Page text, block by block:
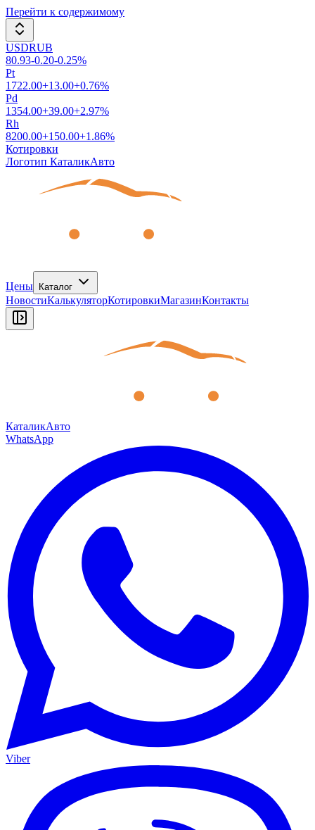
Перейти к содержимому
USDRUB
80.93-0.20-0.25%
Pt
1722.00+13.00+0.76%
Pd
1354.00+39.00+2.97%
Rh
8200.00+150.00+1.86%
Котировки
Логотип КаталикАвто
Цены Каталог
НовостиКалькуляторКотировкиМагазинКонтакты
КаталикАвто
WhatsApp
Viber